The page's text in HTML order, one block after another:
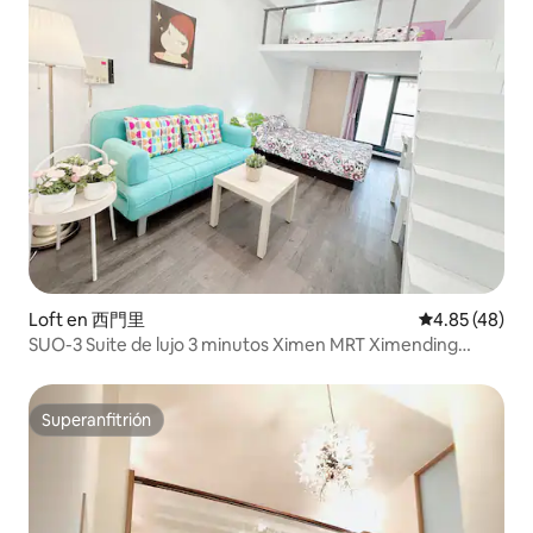
conveniente”, ¡somos los únicos que
podemos hacer esto por ti! Porque
gastamos mucho dinero en hablar con
abogados... Todo es por tu seguridad
Nos vemos pronto ¡Que tengas un buen
Loft en 西門里 Calificación
4.85 (48)
SUO-3 Suite de lujo 3 minutos Ximen MRT Ximending
Superanfitrión
Superanfitrión